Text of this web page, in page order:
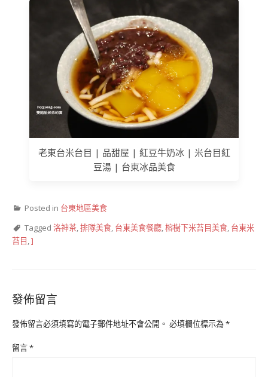
老東台米台目 | 品甜屋 | 紅豆牛奶冰 | 米台目紅
豆湯 | 台東冰品美食
Posted in 台東地區美食
Tagged 洛神茶,排隊美食, 台東美食餐廳,榕樹下米苔目美食, 台東米
苔目,]
發佈留言
發佈留言必須填寫的電子郵件地址不會公開。 必填欄位標示為*
留言*